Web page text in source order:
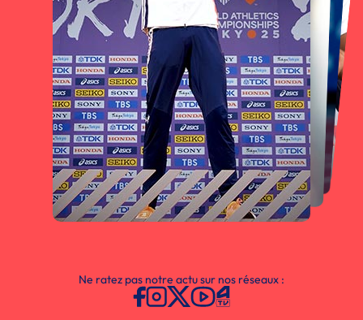
Ne ratez pas notre actu sur nos réseaux :